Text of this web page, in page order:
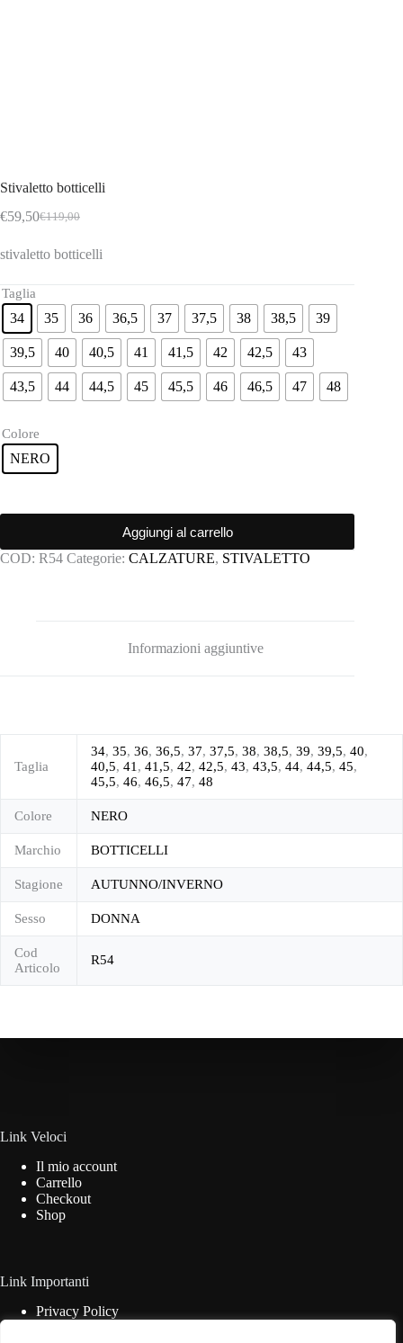
Stivaletto botticelli
€119,00
Il
originale
€59,50Il
attuale
stivaletto botticelli
Taglia
34 35 36 36,5 37 37,5 38 38,5 39
39,5 40 40,5 41 41,5 42 42,5 43
43,5 44 44,5 45 45,5 46 46,5 47 48
Colore
NERO
Aggiungi al carrello
COD: R54 Categorie: CALZATURE, STIVALETTO
Informazioni aggiuntive
Taglia
34, 35, 36, 36,5, 37, 37,5, 38, 38,5, 39, 39,5, 40,
40,5, 41 , 41,5, 42, 42,5, 43, 43,5, 44, 44,5, 45,
45,5, 46, 46,5, 47, 48
Colore NERO
Marchio BOTTICELLI
Stagione AUTUNNO/INVERNO
Sesso DONNA
Cod
Articolo
R54
Link Veloci
Il mio account
Carrello
Checkout
Shop
Link Importanti
Privacy Policy